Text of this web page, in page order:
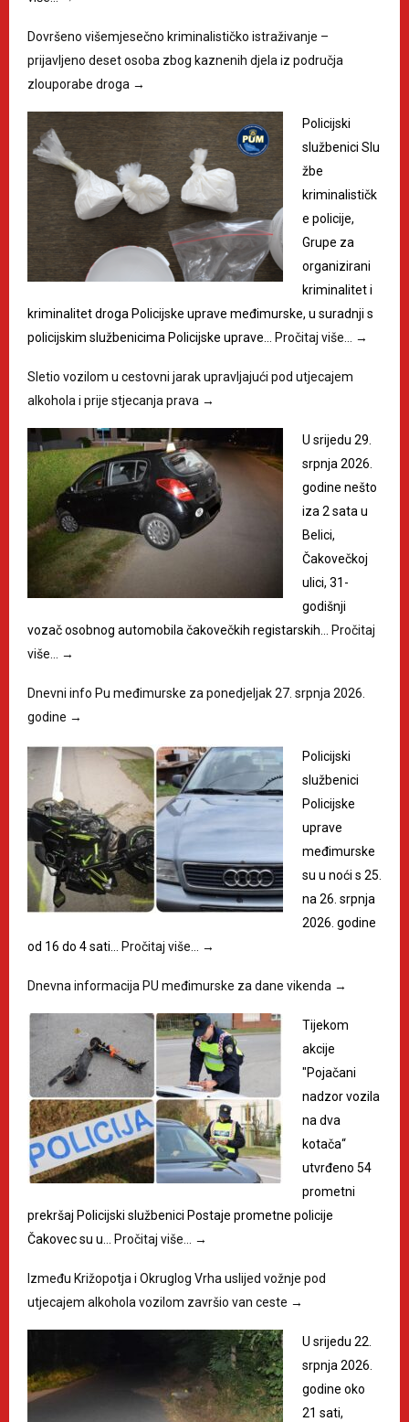
Dovršeno višemjesečno kriminalističko istraživanje –
prijavljeno deset osoba zbog kaznenih djela iz područja
zlouporabe droga →
Policijski
službenici Slu
žbe
kriminalističk
e policije,
Grupe za
organizirani
kriminalitet i
kriminalitet droga Policijske uprave međimurske, u suradnji s
policijskim službenicima Policijske uprave… Pročitaj više… →
Sletio vozilom u cestovni jarak upravljajući pod utjecajem
alkohola i prije stjecanja prava →
U srijedu 29.
srpnja 2026.
godine nešto
iza 2 sata u
Belici,
Čakovečkoj
ulici, 31-
godišnji
vozač osobnog automobila čakovečkih registarskih… Pročitaj
više… →
Dnevni info Pu međimurske za ponedjeljak 27. srpnja 2026.
godine →
Policijski
službenici
Policijske
uprave
međimurske
su u noći s 25.
na 26. srpnja
2026. godine
od 16 do 4 sati… Pročitaj više… →
Dnevna informacija PU međimurske za dane vikenda →
Tijekom
akcije
"Pojačani
nadzor vozila
na dva
kotača“
utvrđeno 54
prometni
prekršaj Policijski službenici Postaje prometne policije
Čakovec su u… Pročitaj više… →
Između Križopotja i Okruglog Vrha uslijed vožnje pod
utjecajem alkohola vozilom završio van ceste →
U srijedu 22.
srpnja 2026.
godine oko
21 sati,